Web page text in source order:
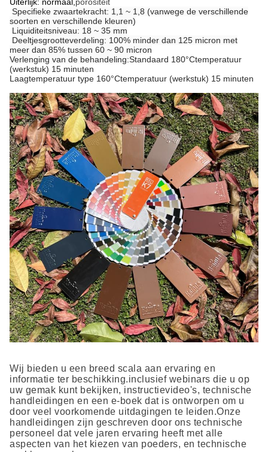
Specifieke zwaartekracht: 1,1 ~ 1,8 (vanwege de verschillende
soorten en verschillende kleuren)
Liquiditeitsniveau: 18 ~ 35 mm
Deeltjesgrootteverdeling: 100% minder dan 125 micron met
meer dan 85% tussen 60 ~ 90 micron
Verlenging van de behandeling:Standaard 180°Ctemperatuur
(werkstuk) 15 minuten
Laagtemperatuur type 160°Ctemperatuur (werkstuk) 15 minuten
Wij bieden u een breed scala aan ervaring en
informatie ter beschikking.inclusief webinars die u op
uw gemak kunt bekijken, instructievideo's, technische
handleidingen en een e-boek dat is ontworpen om u
door veel voorkomende uitdagingen te leiden.Onze
handleidingen zijn geschreven door ons technische
personeel dat vele jaren ervaring heeft met alle
aspecten van het kiezen van poeders, en technische